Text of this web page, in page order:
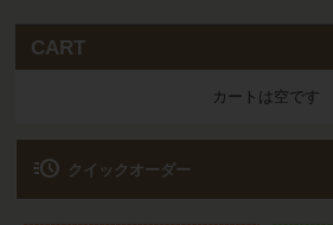
CART
カートは空です
acute クイックオーダー